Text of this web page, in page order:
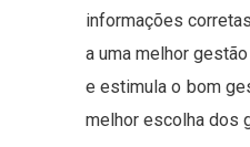
informações
a uma melhor
e estimula o bom
melhor escolha dos